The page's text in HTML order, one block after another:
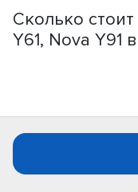
Сколько
Y61, Nova Y91